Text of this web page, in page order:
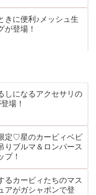
きに便利♪メッシュ生
が登場！
しになるアクセサリの
場！
定♡星のカービィベビ
りブルマ＆ロンパース
プ！
るカービィたちのマス
アがガシャポンで登